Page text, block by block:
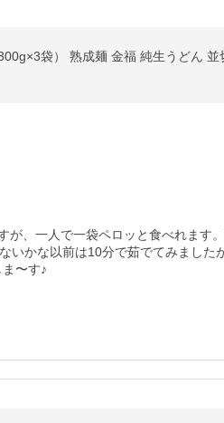
袋） 熟成麺 金福 純生うどん
、一人で一袋ペロッと食べれます
いかな以前は10分で茹でてみました
〜す♪